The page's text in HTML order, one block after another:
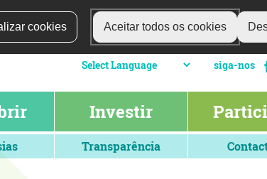
cookies Aceitar todos os cookies
siga-nos
Investir
Transparência